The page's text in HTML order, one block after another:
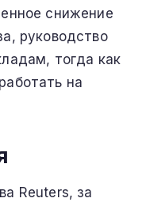
снижение
руководство
тогда как
на
Reuters, за